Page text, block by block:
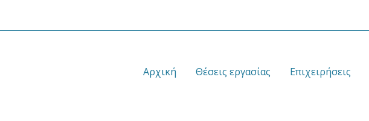
Αρχική Θέσεις εργασίας Επιχειρήσεις